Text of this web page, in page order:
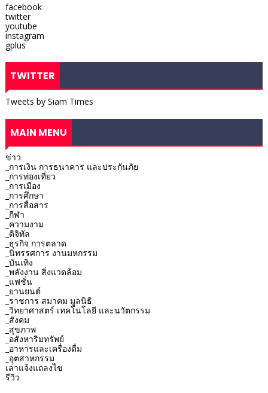
facebook
twitter
youtube
instagram
gplus
TWITTER
Tweets by Siam Times
MAIN MENU
ข่าว
_การเงิน การธนาคาร และประกันภัย
_การท่องเที่ยว
_การเมือง
_การศึกษา
_การสื่อสาร
_กีฬา
_ความงาม
_ดิจิทัล
_ธุรกิจ การตลาด
_นิทรรศการ งานมหกรรม
_บันเทิง
_พลังงาน สิ่งแวดล้อม
_แฟชั่น
_ยานยนต์
_ราชการ สมาคม มูลนิธิ
_วิทยาศาสตร์ เทคโนโลยี และนวัตกรรม
_สังคม
_สุขภาพ
_อสังหาริมทรัพย์
_อาหารและเครื่องดื่ม
_อุตสาหกรรม
เล่าแจ้งแถลงไข
รีวิว